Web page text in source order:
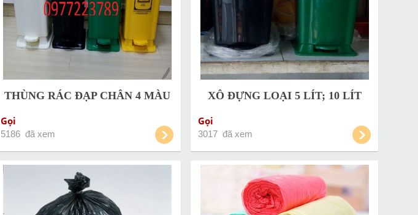
THÙNG RÁC ĐẠP CHÂN 4 MÀU
Gọi
5186 đã xem
XÔ ĐỰNG LOẠI 5 LÍT; 10 LÍT
Gọi
3017 đã xem